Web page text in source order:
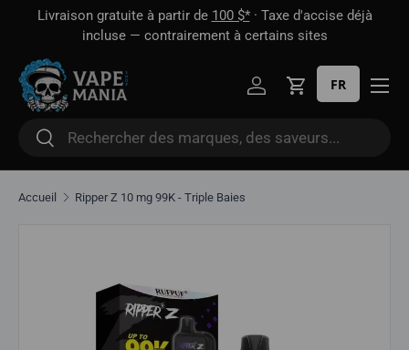
Aller directement au contenu
Livraison gratuite à partir de 100 $*· Taxe d'accise déjà
incluse — contrairement à certains sites
Rechercher
Rechercher
Se connecter
Panier
FR
Accueil Ripper Z 10 mg 99K - Triple Baies